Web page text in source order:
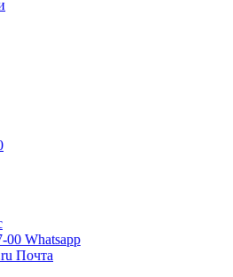
00 Whatsapp
Почта